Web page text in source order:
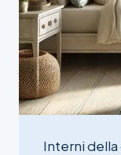
Interni